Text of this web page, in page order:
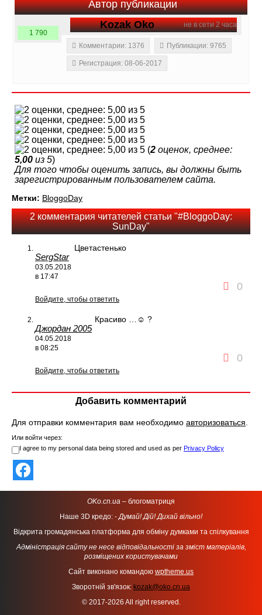
Автор публикации
не в сети 2 часа
Kozak Oko
1 790
Комментарии: 1376
Публикации: 9765
Регистрация: 08-06-2017
(2 оценок, среднее:
5,00 из 5)
Для того чтобы оценить запись, вы должны быть
зарегистрированным пользователем сайта.
Метки: BloggoDay
2 комментария читателей статьи "#BloggoDay:
SunDay"
SergStar
03.05.2018
в 17:47
Цветастенько
0
Войдите, чтобы ответить
Джордан 2005
04.05.2018
в 08:25
Красиво …☺ ?
0
Войдите, чтобы ответить
Добавить комментарий
Для отправки комментария вам необходимо авторизоваться.
Или войти через:
I agree to my personal data being stored and used as per Privacy Policy
OKo.cn.ua – блогоматриця
Наше 3D кредо: -Думай! Дій! Дихай вільно!
Відкрита громадянська платформа для обміну думками та спілкування
Адміністрація сайту не несе відповідальності за зміст матеріалів,
розміщених користувачами
Сайт виконано командою wptheme.us
Зворотній зв'язок: kozak@oko.cn.ua
© 2017-2026 All right reserved.